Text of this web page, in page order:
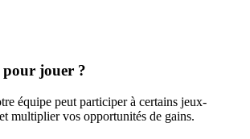
pour jouer ?
équipe peut participer à certains jeux-
multiplier vos opportunités de gains.